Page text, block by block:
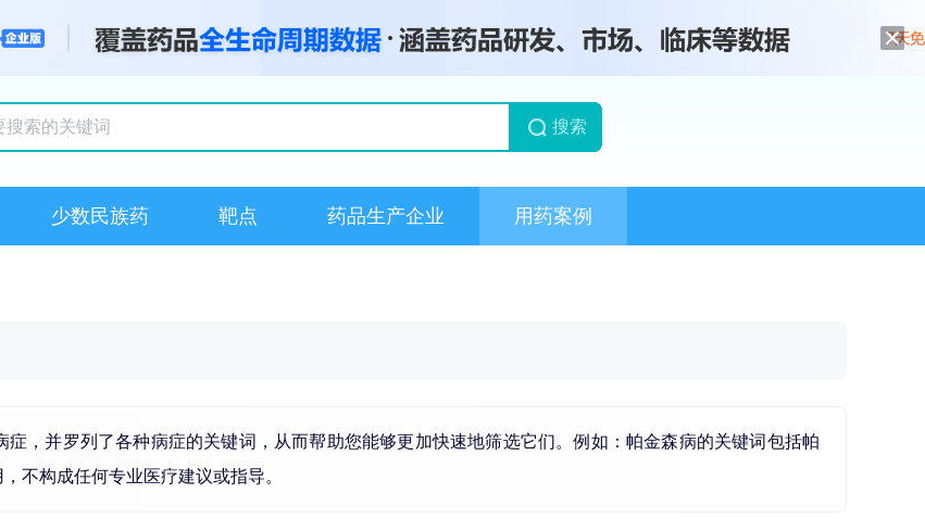
搜索
少数民族药 靶点 药品生产企业 用药案例
，并罗列了各种病症的关键词，从而帮助您能够更加快速地筛选它们。例如：帕金森病的关键词包括帕
不构成任何专业医疗建议或指导。